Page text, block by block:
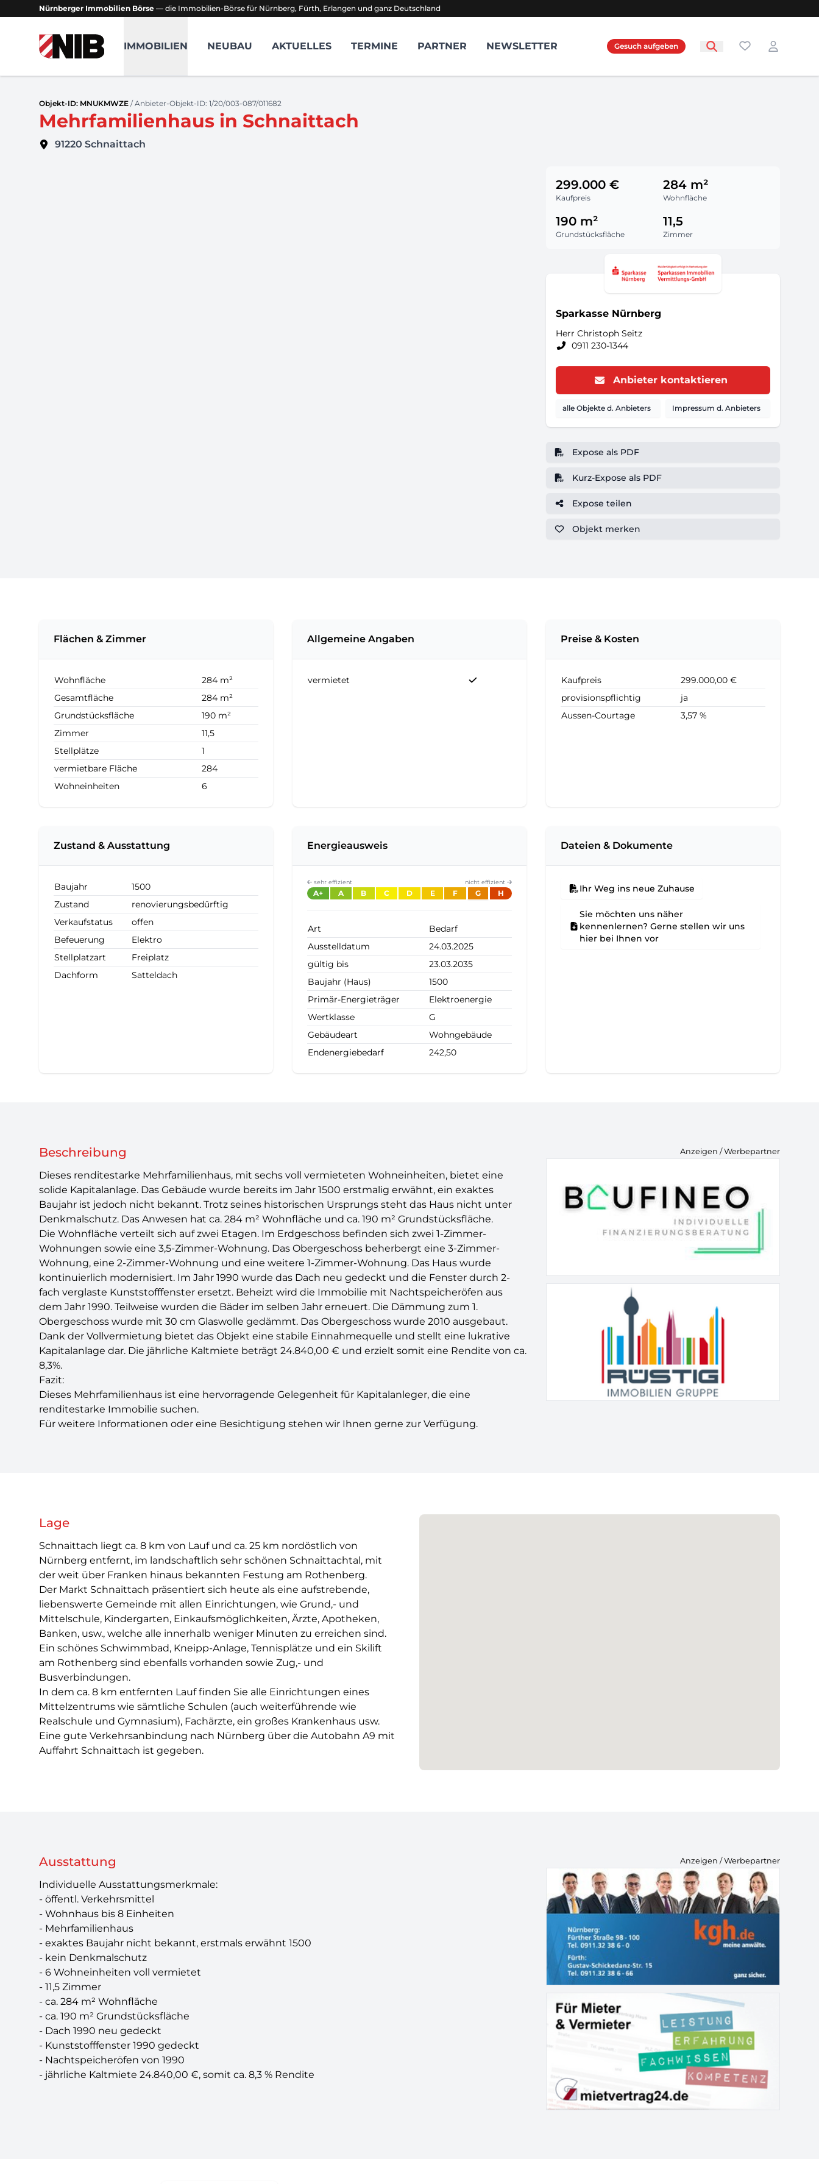
Nürnberger Immobilien Börse — die Immobilien-Börse für Nürnberg, Fürth, Erlangen und ganz Deutschland
NIB - Nürnberger Immobilien Börse
IMMOBILIEN NEUBAU AKTUELLES TERMINE PARTNER NEWSLETTER Gesuch aufgeben Favoriten
Login
Objekt-ID: MNUKMWZE / Anbieter-Objekt-ID: 1/20/003-087/011682
Mehrfamilienhaus in Schnaittach
91220 Schnaittach
Kaufpreis
299.000 €
Wohnfläche
284 m²
Grundstücksfläche
190 m²
Zimmer
11,5
Sparkasse Nürnberg
Herr Christoph Seitz
0911 230-1344
Anbieter kontaktieren
alle Objekte d. Anbieters Impressum d. Anbieters
Expose als PDF
Kurz-Expose als PDF
Expose teilen
Objekt merken
Flächen & Zimmer
Wohnfläche
284 m²
Gesamtfläche
284 m²
Grundstücksfläche
190 m²
Zimmer
11,5
Stellplätze
1
vermietbare Fläche
284
Wohneinheiten
6
Allgemeine Angaben
vermietet
Preise & Kosten
Kaufpreis
299.000,00 €
provisionspflichtig
ja
Aussen-Courtage
3,57 %
Zustand & Ausstattung
Baujahr
1500
Zustand
renovierungsbedürftig
Verkaufstatus
offen
Befeuerung
Elektro
Stellplatzart
Freiplatz
Dachform
Satteldach
Energieausweis
sehr effizient nicht effizient
A+ A B C D E F G H
Art
Bedarf
Ausstelldatum
24.03.2025
gültig bis
23.03.2035
Baujahr (Haus)
1500
Primär-Energieträger
Elektroenergie
Wertklasse
G
Gebäudeart
Wohngebäude
Endenergiebedarf
242,50
Dateien & Dokumente
Ihr Weg ins neue Zuhause
Sie möchten uns näher
kennenlernen? Gerne stellen wir uns
hier bei Ihnen vor
Beschreibung
Dieses renditestarke Mehrfamilienhaus, mit sechs voll vermieteten Wohneinheiten, bietet eine
solide Kapitalanlage. Das Gebäude wurde bereits im Jahr 1500 erstmalig erwähnt, ein exaktes
Baujahr ist jedoch nicht bekannt. Trotz seines historischen Ursprungs steht das Haus nicht unter
Denkmalschutz. Das Anwesen hat ca. 284 m² Wohnfläche und ca. 190 m² Grundstücksfläche.
Die Wohnfläche verteilt sich auf zwei Etagen. Im Erdgeschoss befinden sich zwei 1-Zimmer-
Wohnungen sowie eine 3,5-Zimmer-Wohnung. Das Obergeschoss beherbergt eine 3-Zimmer-
Wohnung, eine 2-Zimmer-Wohnung und eine weitere 1-Zimmer-Wohnung. Das Haus wurde
kontinuierlich modernisiert. Im Jahr 1990 wurde das Dach neu gedeckt und die Fenster durch 2-
fach verglaste Kunststofffenster ersetzt. Beheizt wird die Immobilie mit Nachtspeicheröfen aus
dem Jahr 1990. Teilweise wurden die Bäder im selben Jahr erneuert. Die Dämmung zum 1.
Obergeschoss wurde mit 30 cm Glaswolle gedämmt. Das Obergeschoss wurde 2010 ausgebaut.
Dank der Vollvermietung bietet das Objekt eine stabile Einnahmequelle und stellt eine lukrative
Kapitalanlage dar. Die jährliche Kaltmiete beträgt 24.840,00 € und erzielt somit eine Rendite von ca.
8,3%.
Fazit:
Dieses Mehrfamilienhaus ist eine hervorragende Gelegenheit für Kapitalanleger, die eine
renditestarke Immobilie suchen.
Für weitere Informationen oder eine Besichtigung stehen wir Ihnen gerne zur Verfügung.
Anzeigen / Werbepartner
Lage
Schnaittach liegt ca. 8 km von Lauf und ca. 25 km nordöstlich von
Nürnberg entfernt, im landschaftlich sehr schönen Schnaittachtal, mit
der weit über Franken hinaus bekannten Festung am Rothenberg.
Der Markt Schnaittach präsentiert sich heute als eine aufstrebende,
liebenswerte Gemeinde mit allen Einrichtungen, wie Grund,- und
Mittelschule, Kindergarten, Einkaufsmöglichkeiten, Ärzte, Apotheken,
Banken, usw., welche alle innerhalb weniger Minuten zu erreichen sind.
Ein schönes Schwimmbad, Kneipp-Anlage, Tennisplätze und ein Skilift
am Rothenberg sind ebenfalls vorhanden sowie Zug,- und
Busverbindungen.
In dem ca. 8 km entfernten Lauf finden Sie alle Einrichtungen eines
Mittelzentrums wie sämtliche Schulen (auch weiterführende wie
Realschule und Gymnasium), Fachärzte, ein großes Krankenhaus usw.
Eine gute Verkehrsanbindung nach Nürnberg über die Autobahn A9 mit
Auffahrt Schnaittach ist gegeben.
Ausstattung
Individuelle Ausstattungsmerkmale:
- öffentl. Verkehrsmittel
- Wohnhaus bis 8 Einheiten
- Mehrfamilienhaus
- exaktes Baujahr nicht bekannt, erstmals erwähnt 1500
- kein Denkmalschutz
- 6 Wohneinheiten voll vermietet
- 11,5 Zimmer
- ca. 284 m² Wohnfläche
- ca. 190 m² Grundstücksfläche
- Dach 1990 neu gedeckt
- Kunststofffenster 1990 gedeckt
- Nachtspeicheröfen von 1990
- jährliche Kaltmiete 24.840,00 €, somit ca. 8,3 % Rendite
Anzeigen / Werbepartner